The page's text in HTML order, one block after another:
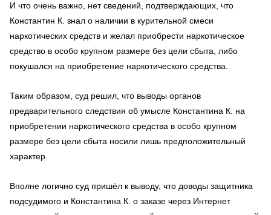
И что очень важно, нет сведений, подтверждающих, что
Константин К. знал о наличии в курительной смеси
наркотических средств и желал приобрести наркотическое
средство в особо крупном размере без цели сбыта, либо
покушался на приобретение наркотического средства.
Таким образом, суд решил, что выводы органов
предварительного следствия об умысле Константина К. на
приобретении наркотического средства в особо крупном
размере без цели сбыта носили лишь предположительный
характер.
Вполне логично суд пришёл к выводу, что доводы защитника
подсудимого и Константина К. о заказе через Интернет